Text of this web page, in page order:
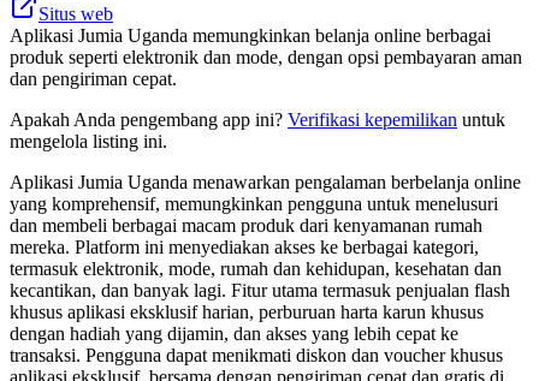
Situs web
Aplikasi Jumia Uganda memungkinkan belanja online berbagai
produk seperti elektronik dan mode, dengan opsi pembayaran aman
dan pengiriman cepat.
Apakah Anda pengembang app ini? Verifikasi kepemilikan untuk
mengelola listing ini.
Aplikasi Jumia Uganda menawarkan pengalaman berbelanja online
yang komprehensif, memungkinkan pengguna untuk menelusuri
dan membeli berbagai macam produk dari kenyamanan rumah
mereka. Platform ini menyediakan akses ke berbagai kategori,
termasuk elektronik, mode, rumah dan kehidupan, kesehatan dan
kecantikan, dan banyak lagi. Fitur utama termasuk penjualan flash
khusus aplikasi eksklusif harian, perburuan harta karun khusus
dengan hadiah yang dijamin, dan akses yang lebih cepat ke
transaksi. Pengguna dapat menikmati diskon dan voucher khusus
aplikasi eksklusif, bersama dengan pengiriman cepat dan gratis di